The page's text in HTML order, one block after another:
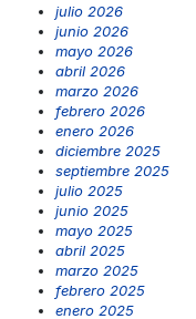
julio 2026
junio 2026
mayo 2026
abril 2026
marzo 2026
febrero 2026
enero 2026
diciembre 2025
septiembre 2025
julio 2025
junio 2025
mayo 2025
abril 2025
marzo 2025
febrero 2025
enero 2025